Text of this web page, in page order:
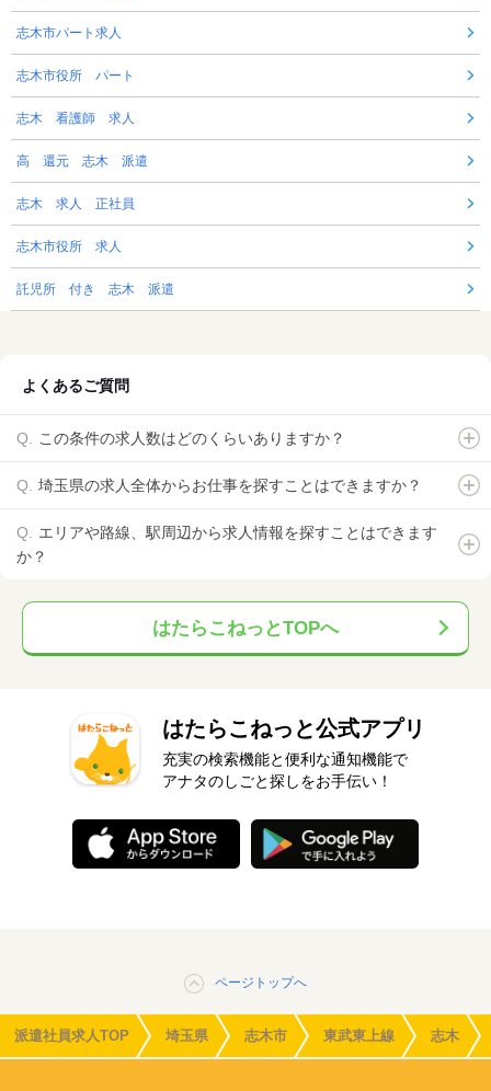
志木市パート求人
志木市役所 パート
志木 看護師 求人
高 還元 志木 派遣
志木 求人 正社員
志木市役所 求人
託児所 付き 志木 派遣
よくあるご質問
この条件の求人数はどのくらいありますか？
埼玉県の求人全体からお仕事を探すことはできますか？
エリアや路線、駅周辺から求人情報を探すことはできます
か？
はたらこねっとTOPへ
はたらこねっと公式アプリ
充実の検索機能と便利な通知機能で
アナタのしごと探しをお手伝い！
ページトップへ
派遣社員求人TOP 埼玉県 志木市 東武東上線 志木